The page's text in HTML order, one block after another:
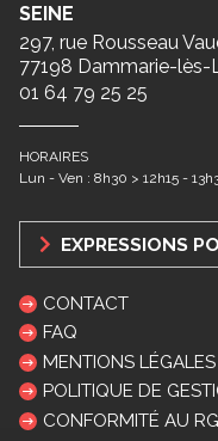
SEINE
297, rue Rousseau
77198 Dammarie-lès-
01 64 79 25 25
HORAIRES
Lun - Ven : 8h30 > 12h15 -
EXPRESSIONS
CONTACT
FAQ
MENTIONS LÉGALES
POLITIQUE DE
CONFORMITÉ AU